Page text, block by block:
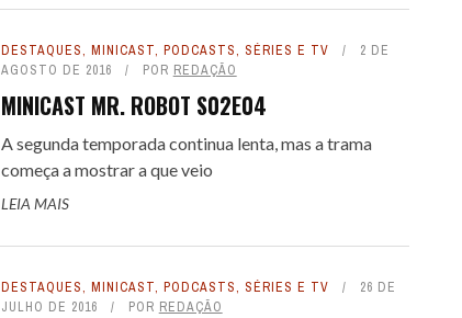
DESTAQUES, MINICAST, PODCASTS, SÉRIES E TV
2 DE
AGOSTO DE 2016
POR REDAÇÃO
MINICAST MR. ROBOT S02E04
A segunda temporada continua lenta, mas a trama
começa a mostrar a que veio
LEIA MAIS
DESTAQUES, MINICAST, PODCASTS, SÉRIES E TV
26 DE
JULHO DE 2016
POR REDAÇÃO